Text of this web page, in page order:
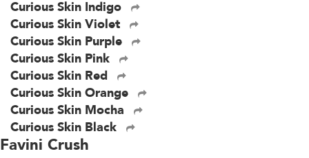
Curious Skin Indigo
Curious Skin Violet
Curious Skin Purple
Curious Skin Pink
Curious Skin Red
Curious Skin Orange
Curious Skin Mocha
Curious Skin Black
Favini Crush